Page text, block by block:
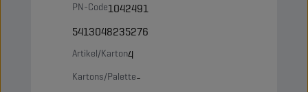
PN-Code1042491
5413048235276
Artikel/Karton4
Kartons/Palette-